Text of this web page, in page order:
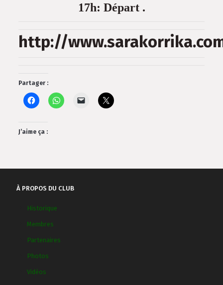
17h: Départ .
http://
Partager :
J’aime ça :
À PROPOS DU CLUB
Historique
Membres
Partenaires
Photos
Vidéos